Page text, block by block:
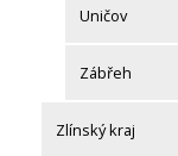
Uničov
Zábřeh
Zlínský kraj